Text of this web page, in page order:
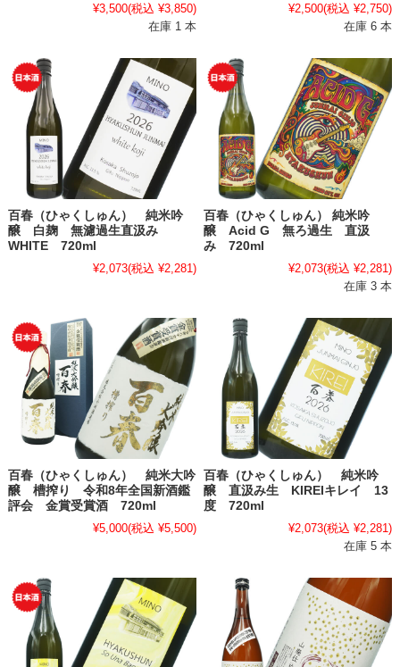
¥3,500(税込 ¥3,850)
在庫 1 本
¥2,500(税込 ¥2,750)
在庫 6 本
百春（ひゃくしゅん） 純米吟
醸 白麹 無濾過生直汲み
WHITE 720ml
¥2,073(税込 ¥2,281)
百春（ひゃくしゅん） 純米吟
醸 Acid G 無ろ過生 直汲
み 720ml
¥2,073(税込 ¥2,281)
在庫 3 本
百春（ひゃくしゅん） 純米大吟
醸 槽搾り 令和8年全国新酒鑑
評会 金賞受賞酒 720ml
¥5,000(税込 ¥5,500)
百春（ひゃくしゅん） 純米吟
醸 直汲み生 KIREIキレイ 13
度 720ml
¥2,073(税込 ¥2,281)
在庫 5 本